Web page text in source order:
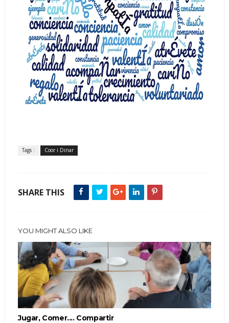
Tags : Coor i Dinar
SHARE THIS
YOU MIGHT ALSO LIKE
Jugar, Comer.... Compartir